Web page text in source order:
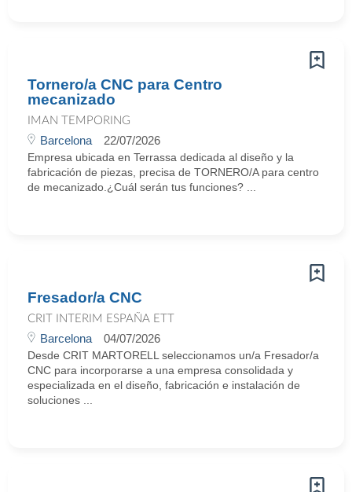
Tornero/a CNC para Centro
mecanizado
IMAN TEMPORING
Barcelona 22/07/2026
Empresa ubicada en Terrassa dedicada al diseño y la
fabricación de piezas, precisa de TORNERO/A para centro
de mecanizado.¿Cuál serán tus funciones? ...
Fresador/a CNC
CRIT INTERIM ESPAÑA ETT
Barcelona 04/07/2026
Desde CRIT MARTORELL seleccionamos un/a Fresador/a
CNC para incorporarse a una empresa consolidada y
especializada en el diseño, fabricación e instalación de
soluciones ...